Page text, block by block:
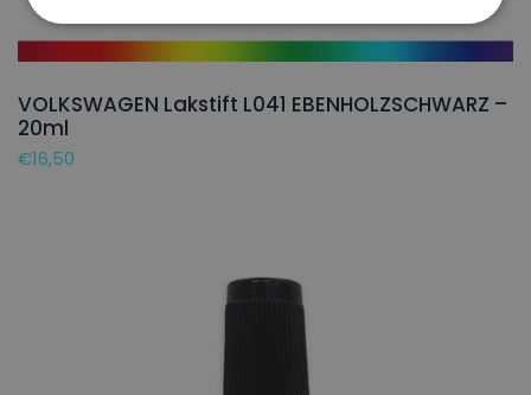
VOLKSWAGEN Lakstift L041 EBENHOLZSCHWARZ –
20ml
€16,50